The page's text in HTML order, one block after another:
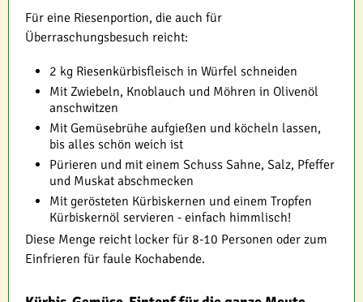
Für eine Riesenportion, die auch für
Überraschungsbesuch reicht:
2 kg Riesenkürbisfleisch in Würfel schneiden
Mit Zwiebeln, Knoblauch und Möhren in Olivenöl
anschwitzen
Mit Gemüsebrühe aufgießen und köcheln lassen,
bis alles schön weich ist
Pürieren und mit einem Schuss Sahne, Salz, Pfeffer
und Muskat abschmecken
Mit gerösteten Kürbiskernen und einem Tropfen
Kürbiskernöl servieren - einfach himmlisch!
Diese Menge reicht locker für 8-10 Personen oder zum
Einfrieren für faule Kochabende.